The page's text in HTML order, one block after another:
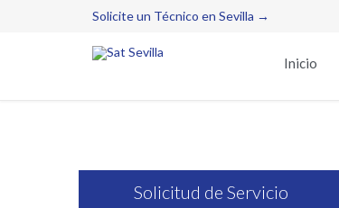
Solicite un Técnico en Sevilla →
Inicio
Solicitud de Servicio